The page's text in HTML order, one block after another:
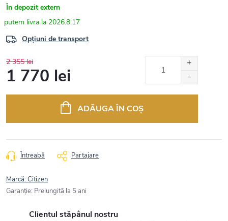
În depozit extern
2026.8.17
Opțiuni de transport
2 355 lei
1 770 lei
ADĂUGA ÎN COŞ
Întreabă Partajare
Marcă:Citizen
Garanţie: Prelungită la 5 ani
Clientul stăpânul nostru